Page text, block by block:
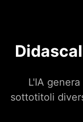
L'IA
sottotitoli